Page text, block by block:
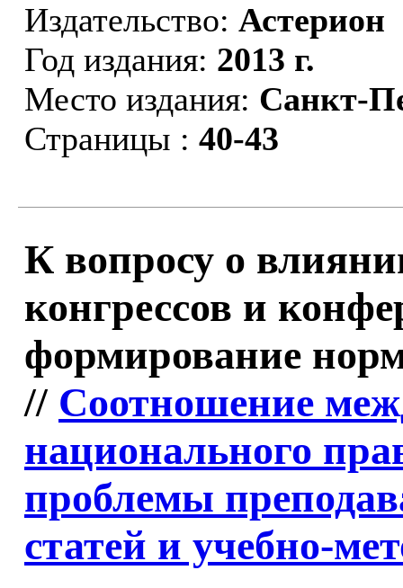
Издательство: Астерион
Год издания: 2013 г.
Место издания: Санкт-
Страницы : 40-43
К вопросу о
конгрессов и
формирование
// Соотношение
национального
проблемы
статей и учебно-